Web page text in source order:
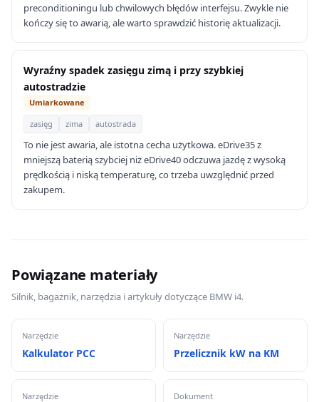
preconditioningu lub chwilowych błędów interfejsu. Zwykle nie
kończy się to awarią, ale warto sprawdzić historię aktualizacji.
Wyraźny spadek zasięgu zimą i przy szybkiej
autostradzie
Umiarkowane
zasięg
zima autostrada
To nie jest awaria, ale istotna cecha użytkowa. eDrive35 z
mniejszą baterią szybciej niż eDrive40 odczuwa jazdę z wysoką
prędkością i niską temperaturę, co trzeba uwzględnić przed
zakupem.
Powiązane materiały
Silnik, bagażnik, narzędzia i artykuły dotyczące BMW i4.
Narzędzie
Kalkulator PCC
Narzędzie
Przelicznik kW na KM
Narzędzie Dokument